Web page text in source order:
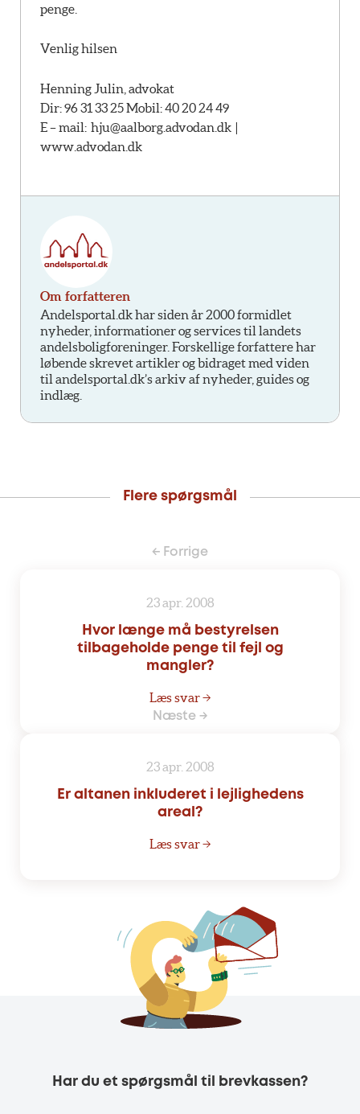
penge.
Venlig hilsen
Henning Julin, advokat
Dir: 96 31 33 25 Mobil: 40 20 24 49
E – mail: hju@aalborg.advodan.dk |
www.advodan.dk
Om forfatteren
Andelsportal.dk har siden år 2000 formidlet
nyheder, informationer og services til landets
andelsboligforeninger. Forskellige forfattere har
løbende skrevet artikler og bidraget med viden
til andelsportal.dk’s arkiv af nyheder, guides og
indlæg.
Flere spørgsmål
← Forrige
23 apr. 2008
Hvor længe må bestyrelsen
tilbageholde penge til fejl og
mangler?
Læs svar →
Næste →
23 apr. 2008
Er altanen inkluderet i lejlighedens
areal?
Læs svar →
Har du et spørgsmål til brevkassen?